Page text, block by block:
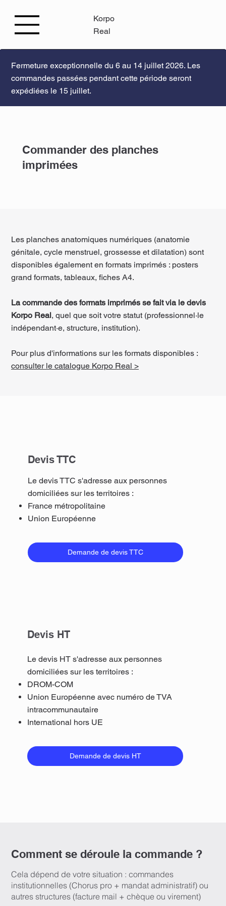
Korpo
Real
Fermeture exceptionnelle du 6 au 14 juillet 2026. Les
commandes passées pendant cette période seront
expédiées le 15 juillet.
Commander des planches
imprimées
Les planches anatomiques numériques (anatomie
génitale, cycle menstruel, grossesse et dilatation) sont
disponibles également en formats imprimés : posters
grand formats, tableaux, fiches A4.
La commande des formats imprimés se fait via le devis
Korpo Real, quel que soit votre statut (professionnel·le
indépendant·e, structure, institution).
Pour plus d'informations sur les formats disponibles :
consulter le catalogue Korpo Real >
Devis TTC
Le devis TTC s'adresse aux personnes
domiciliées sur les territoires :
France métropolitaine
Union Européenne
Demande de devis TTC
Devis HT
Le devis HT s'adresse aux personnes
domiciliées sur les territoires :
DROM-COM
Union Européenne avec numéro de TVA
intracommunautaire
International hors UE
Demande de devis HT
Comment se déroule la commande ?
Cela dépend de votre situation : commandes
institutionnelles (Chorus pro + mandat administratif) ou
autres structures (facture mail + chèque ou virement)